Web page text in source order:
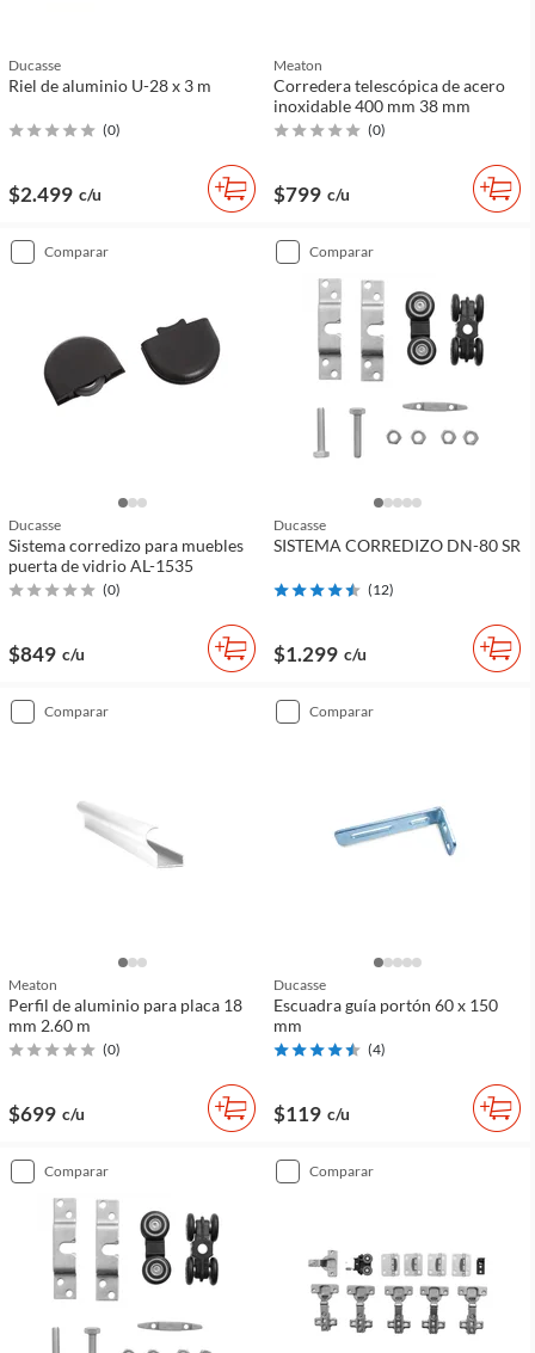
Ducasse
Riel de aluminio U-28 x 3 m
(0)
$2.499 c/u
Meaton
Corredera telescópica de acero
inoxidable 400 mm 38 mm
(0)
$799 c/u
comparar
Ducasse
Sistema corredizo para muebles
puerta de vidrio AL-1535
(0)
$849 c/u
comparar
Ducasse
SISTEMA CORREDIZO DN-80 SR
(12)
$1.299 c/u
comparar
Meaton
Perfil de aluminio para placa 18
mm 2.60 m
(0)
$699 c/u
comparar
Ducasse
Escuadra guía portón 60 x 150
mm
(4)
$119 c/u
comparar comparar